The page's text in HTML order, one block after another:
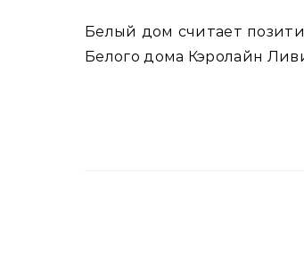
Белый дом считает позитивными встречи Трампа с Зеленским и Нетаньяху Пресс‑секретарь
Белого дома Кэролайн